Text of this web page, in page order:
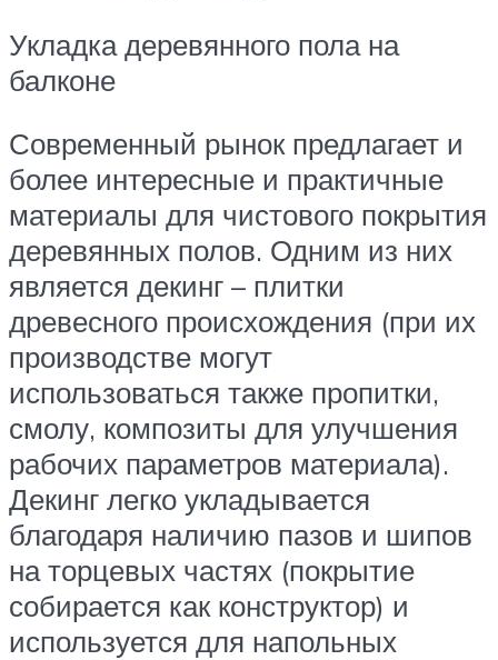
Укладка деревянного пола на
балконе
Современный рынок предлагает и
более интересные и практичные
материалы для чистового покрытия
деревянных полов. Одним из них
является декинг – плитки
древесного происхождения (при их
производстве могут
использоваться также пропитки,
смолу, композиты для улучшения
рабочих параметров материала).
Декинг легко укладывается
благодаря наличию пазов и шипов
на торцевых частях (покрытие
собирается как конструктор) и
используется для напольных